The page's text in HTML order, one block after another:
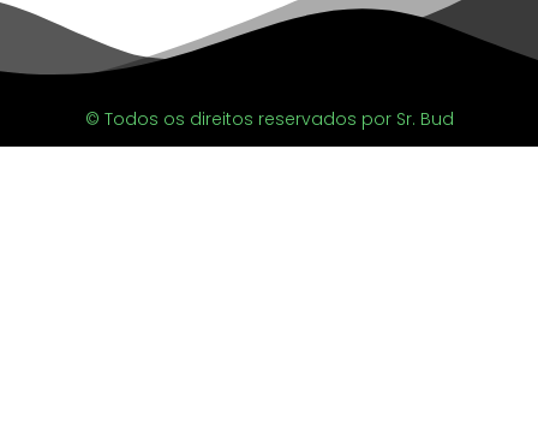
© Todos os direitos reservados por Sr. Bud